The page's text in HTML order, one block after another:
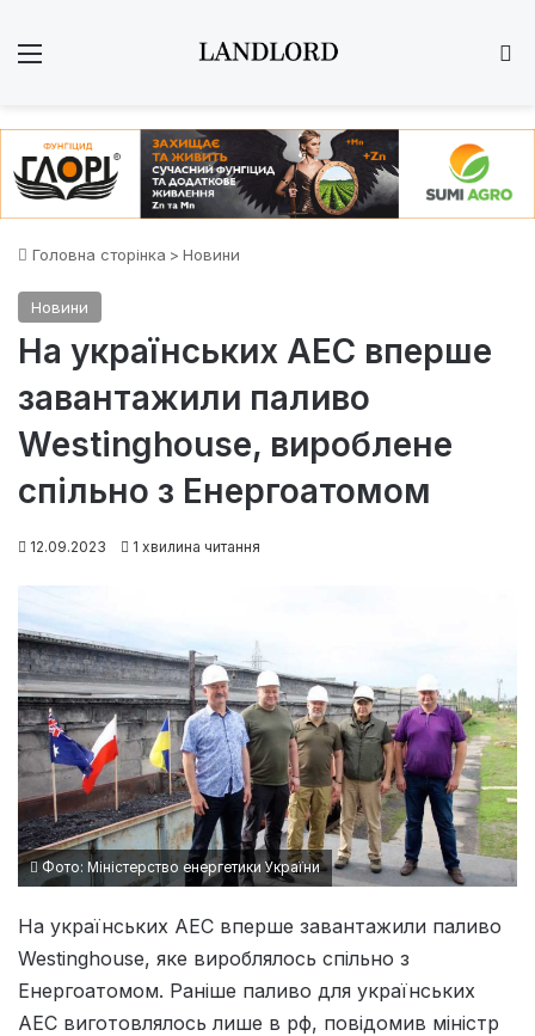
Головна сторінка > Новини
Новини
На українських АЕС вперше
завантажили паливо
Westinghouse, вироблене
спільно з Енергоатомом
12.09.2023 1 хвилина читання
Фото: Міністерство енергетики України
На українських АЕС вперше завантажили паливо
Westinghouse, яке вироблялось спільно з
Енергоатомом. Раніше паливо для українських
АЕС виготовлялось лише в рф, повідомив міністр